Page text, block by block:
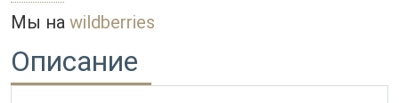
Мы на wildberries
Описание